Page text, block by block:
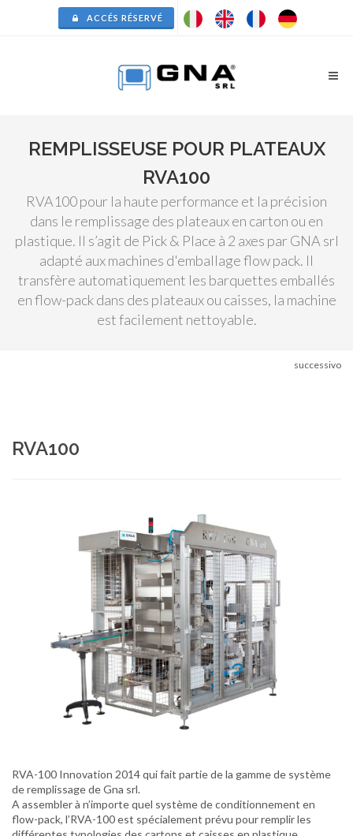
ACCÉS RÉSERVÉ
REMPLISSEUSE POUR PLATEAUX
RVA100
RVA100 pour la haute performance et la précision
dans le remplissage des plateaux en carton ou en
plastique. Il s’agit de Pick & Place à 2 axes par GNA srl
adapté aux machines d'emballage flow pack. Il
transfère automatiquement les barquettes emballés
en flow-pack dans des plateaux ou caisses, la machine
est facilement nettoyable.
successivo
RVA100
RVA-100 Innovation 2014 qui fait partie de la gamme de système
de remplissage de Gna srl.
A assembler à n’importe quel système de conditionnement en
flow-pack, l’RVA-100 est spécialement prévu pour remplir les